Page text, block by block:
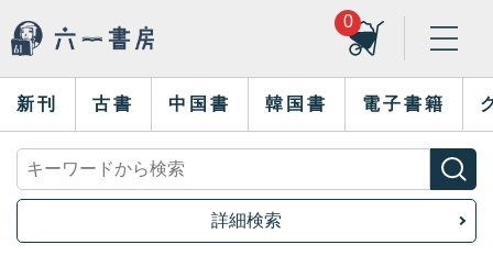
0
新刊 古書 中国書 韓国書 電子書籍
詳細検索